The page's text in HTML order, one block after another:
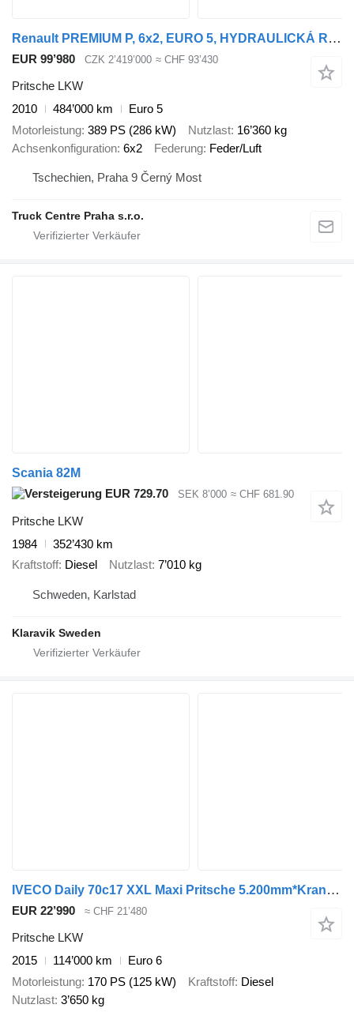
Renault PREMIUM P, 6x2, EURO 5, HYDRAULICKÁ RUKA PM 21, MAX DÉLKA RUKY 1
EUR 99’980 CZK 2’419’000 ≈ CHF 93’430
Pritsche LKW
2010
484’000 km
Euro 5
Motorleistung 389 PS (286 kW) Nutzlast 16’360 kg
Achsenkonfiguration 6x2 Federung Feder/Luft
Tschechien, Praha 9 Černý Most
Truck Centre Praha s.r.o.
Scania 82M
EUR 729.70
SEK 8’000 ≈ CHF 681.90
Pritsche LKW
1984
352’430 km
Kraftstoff Diesel Nutzlast 7’010 kg
Schweden, Karlstad
Klaravik Sweden
IVECO Daily 70c17 XXL Maxi Pritsche 5.200mm*Kran 1T*
EUR 22’990 ≈ CHF 21’480
Pritsche LKW
2015
114’000 km
Euro 6
Motorleistung 170 PS (125 kW) Kraftstoff Diesel
Nutzlast 3’650 kg